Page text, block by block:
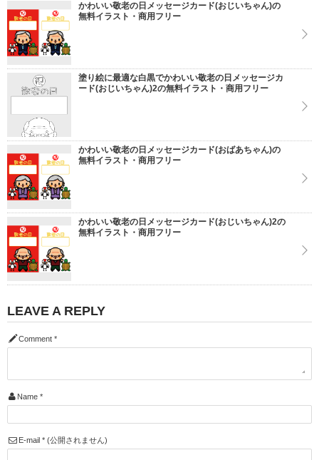
かわいい敬老の日メッセージカード(おじいちゃん)の
無料イラスト・商用フリー
塗り絵に最適な白黒でかわいい敬老の日メッセージカ
ード(おじいちゃん)2の無料イラスト・商用フリー
かわいい敬老の日メッセージカード(おばあちゃん)の
無料イラスト・商用フリー
かわいい敬老の日メッセージカード(おじいちゃん)2の
無料イラスト・商用フリー
LEAVE A REPLY
Comment *
Name *
E-mail *(公開されません)